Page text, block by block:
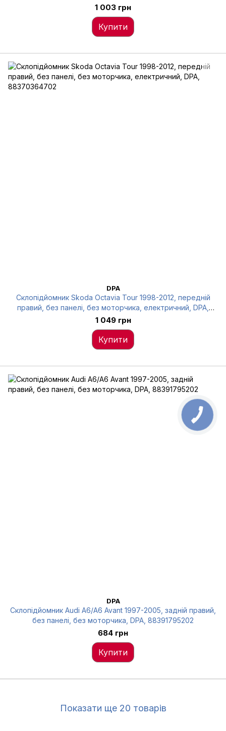
88370364602
1 003 грн
Купити
DPA
Склопідйомник Skoda Octavia Tour 1998-2012, передній
правий, без панелі, без моторчика, електричний, DPA,
88370364702
1 049 грн
Купити
DPA
Склопідйомник Audi A6/A6 Avant 1997-2005, задній правий,
без панелі, без моторчика, DPA, 88391795202
684 грн
Купити
Показати ще 20 товарів